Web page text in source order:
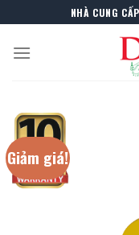
to
content
NHÀ CUNG
Giảm giá!